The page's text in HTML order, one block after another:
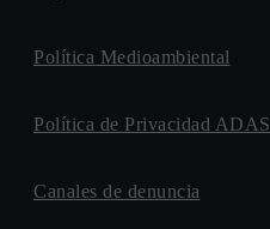
Política Medioambiental
Política de Privacidad ADAS
Canales de denuncia